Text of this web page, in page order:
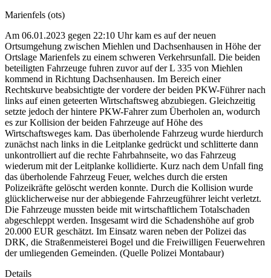
Marienfels (ots)
Am 06.01.2023 gegen 22:10 Uhr kam es auf der neuen
Ortsumgehung zwischen Miehlen und Dachsenhausen in Höhe der
Ortslage Marienfels zu einem schweren Verkehrsunfall. Die beiden
beteiligten Fahrzeuge fuhren zuvor auf der L 335 von Miehlen
kommend in Richtung Dachsenhausen. Im Bereich einer
Rechtskurve beabsichtigte der vordere der beiden PKW-Führer nach
links auf einen geteerten Wirtschaftsweg abzubiegen. Gleichzeitig
setzte jedoch der hintere PKW-Fahrer zum Überholen an, wodurch
es zur Kollision der beiden Fahrzeuge auf Höhe des
Wirtschaftsweges kam. Das überholende Fahrzeug wurde hierdurch
zunächst nach links in die Leitplanke gedrückt und schlitterte dann
unkontrolliert auf die rechte Fahrbahnseite, wo das Fahrzeug
wiederum mit der Leitplanke kollidierte. Kurz nach dem Unfall fing
das überholende Fahrzeug Feuer, welches durch die ersten
Polizeikräfte gelöscht werden konnte. Durch die Kollision wurde
glücklicherweise nur der abbiegende Fahrzeugführer leicht verletzt.
Die Fahrzeuge mussten beide mit wirtschaftlichem Totalschaden
abgeschleppt werden. Insgesamt wird die Schadenshöhe auf grob
20.000 EUR geschätzt. Im Einsatz waren neben der Polizei das
DRK, die Straßenmeisterei Bogel und die Freiwilligen Feuerwehren
der umliegenden Gemeinden. (Quelle Polizei Montabaur)
Details